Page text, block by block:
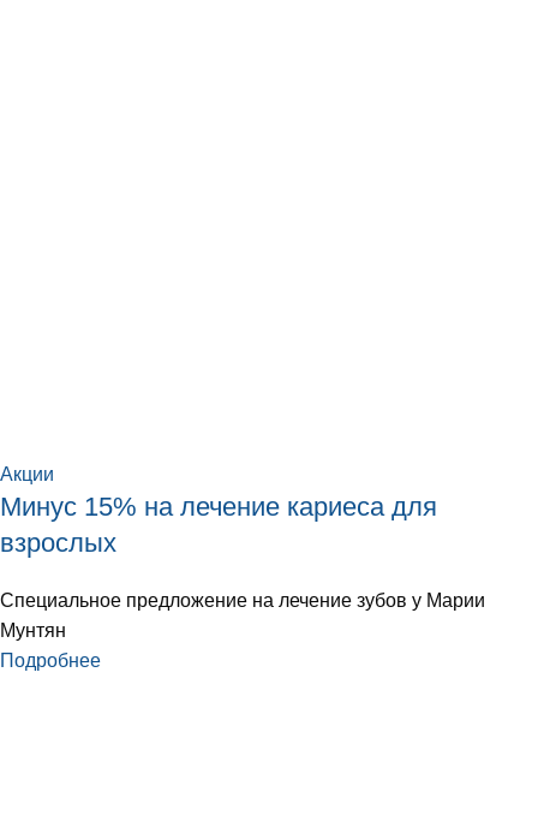
Акции
Минус 15% на лечение кариеса для
взрослых
Специальное предложение на лечение зубов у Марии
Мунтян
Подробнее